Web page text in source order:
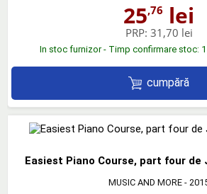
25,76 lei
PRP: 31,70 lei
In stoc furnizor - Timp confirmare stoc:
cumpără
Easiest Piano Course, part four de
MUSIC AND MORE -